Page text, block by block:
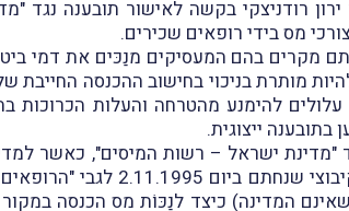
מס בידי רופאים שכירים.
מקרים בהם המעסיקים מנַכּים את דמי
מותרת בניכוי בחישוב ההכנסה
עלולים להימנע מהטרחה והעלות
בתובענה ייצוגית.
"מדינת ישראל – רשות המיסים", כאשר
המועסקים בשירות המדינה";